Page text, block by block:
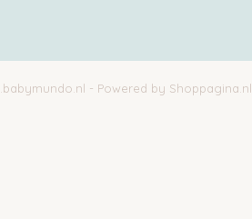
- Powered by Shoppagina.nl